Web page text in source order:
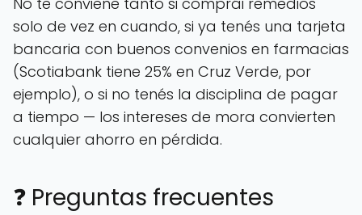
solo de vez en cuando, si ya tenés una tarjeta
bancaria con buenos convenios en farmacias
(Scotiabank tiene 25% en Cruz Verde, por
ejemplo), o si no tenés la disciplina de pagar
a tiempo — los intereses de mora convierten
cualquier ahorro en pérdida.
❓ Preguntas frecuentes